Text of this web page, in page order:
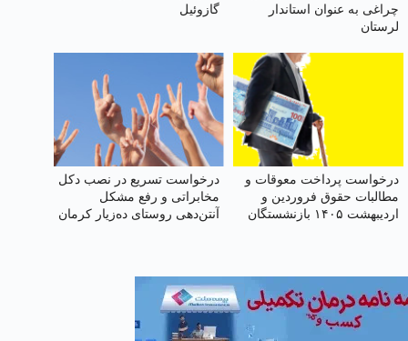
چراغی به عنوان استاندار
لرستان
گازوئیل
درخواست پرداخت معوقات و
مطالبات حقوق فروردین و
اردیبهشت ۱۴۰۵ بازنشستگان
درخواست تسریع در نصب دکل
مخابراتی و رفع مشکل
آنتن‌دهی روستای ده‌زیار کرمان